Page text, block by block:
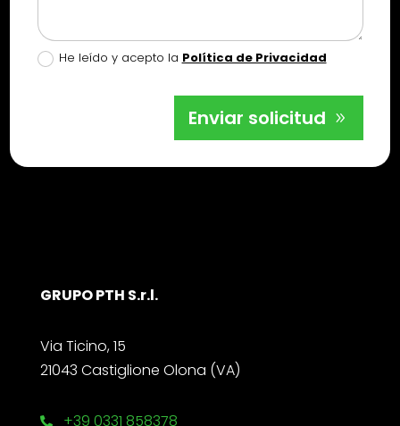
He leído y acepto la Política de Privacidad
Enviar solicitud
GRUPO PTH S.r.l.
Via Ticino, 15
21043 Castiglione Olona (VA)
 +39 0331 858378